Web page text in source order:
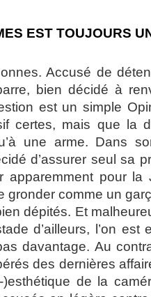
EST TOUJOURS
Accusé de
bien décidé à
est un simple
certes, mais que la
une arme. Dans
d’assurer seul sa
apparemment pour
gronder comme un
dépités. Et
d’ailleurs, l’on
davantage. Au
des dernières
de la